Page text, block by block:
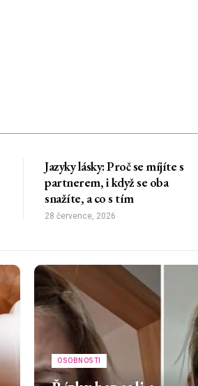
Jazyky lásky: Proč se míjíte s
partnerem, i když se oba
snažíte, a co s tím
28 července, 2026
OSOBNOSTI